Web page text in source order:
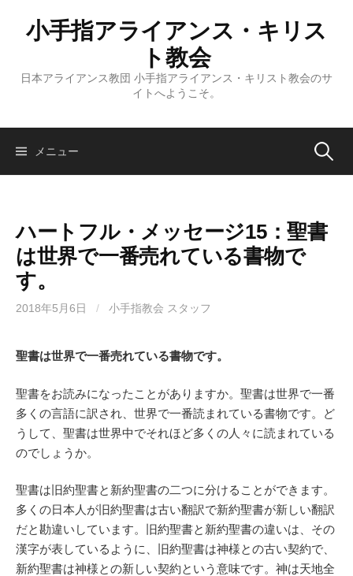
ス
小手指アライアンス・キリス
ト教会
日本アライアンス教団 小手指アライアンス・キリスト教会のサ
イトへようこそ。
メニュー 検
ハートフル・メッセージ15：聖書
は世界で一番売れている書物で
す。
2018年5月6日 / 小手指教会 スタッフ
聖書は世界で一番売れている書物です。
聖書をお読みになったことがありますか。聖書は世界で一番
多くの言語に訳され、世界で一番読まれている書物です。ど
うして、聖書は世界中でそれほど多くの人々に読まれている
のでしょうか。
聖書は旧約聖書と新約聖書の二つに分けることができます。
多くの日本人が旧約聖書は古い翻訳で新約聖書が新しい翻訳
だと勘違いしています。旧約聖書と新約聖書の違いは、その
漢字が表しているように、旧約聖書は神様との古い契約で、
新約聖書は神様との新しい契約という意味です。神は天地全